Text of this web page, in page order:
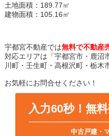
土地面積：189.77㎡
建物面積：105.16㎡
宇都宮不動産では無料で不動産
対応エリアは「宇都宮市・鹿沼
川町・壬生町・高根沢町・栃木
お気軽にお問合せください！
入力60秒！無
中古戸建・